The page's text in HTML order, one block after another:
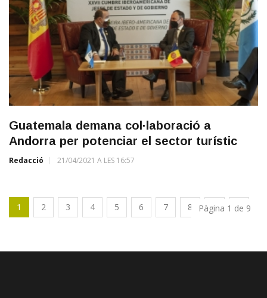
Guatemala demana col·laboració a
Andorra per potenciar el sector turístic
Redacció 21/04/2021 A LES 16:57
1 2 3 4 5 6 7 8 9
Pàgina 1 de 9